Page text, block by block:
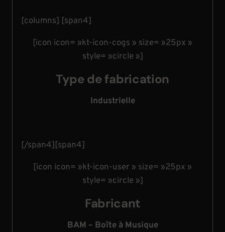
[columns] [span4]
[icon icon= »kt-icon-cogs » size= »25px »
style= »circle »]
Type de fabrication
Industrielle
[/span4][span4]
[icon icon= »kt-icon-user » size= »25px »
style= »circle »]
Fabricant
BAM – Boîte à Musique